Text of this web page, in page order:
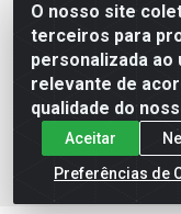
O nosso site
terceiros para
personalizada ao
relevante de
qualidade do
Aceitar
Preferências de
Mix Alimentos LTDA
02, S/N - Plano